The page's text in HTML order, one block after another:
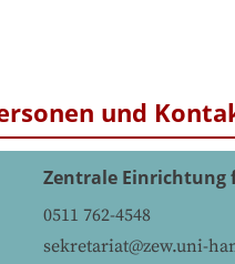
und
Zentrale Einrichtung
0511 762-4548
sekretariat@zew.uni-